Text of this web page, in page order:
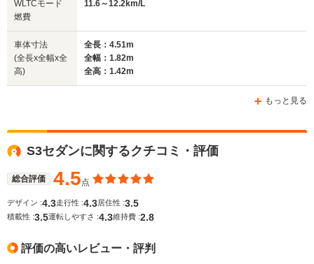
WLTCモード
燃費
11.6～12.2km/L
車体寸法
(全長x全幅x全
高)
全長：4.51m
全幅：1.82m
全高：1.42m
もっと見る
S3セダンに関するクチコミ・評価
総合評価 4.5点
デザイン :4.3走行性 :4.3居住性 :3.5
積載性 :3.5運転しやすさ :4.3維持費 :2.8
評価の高いレビュー・評判